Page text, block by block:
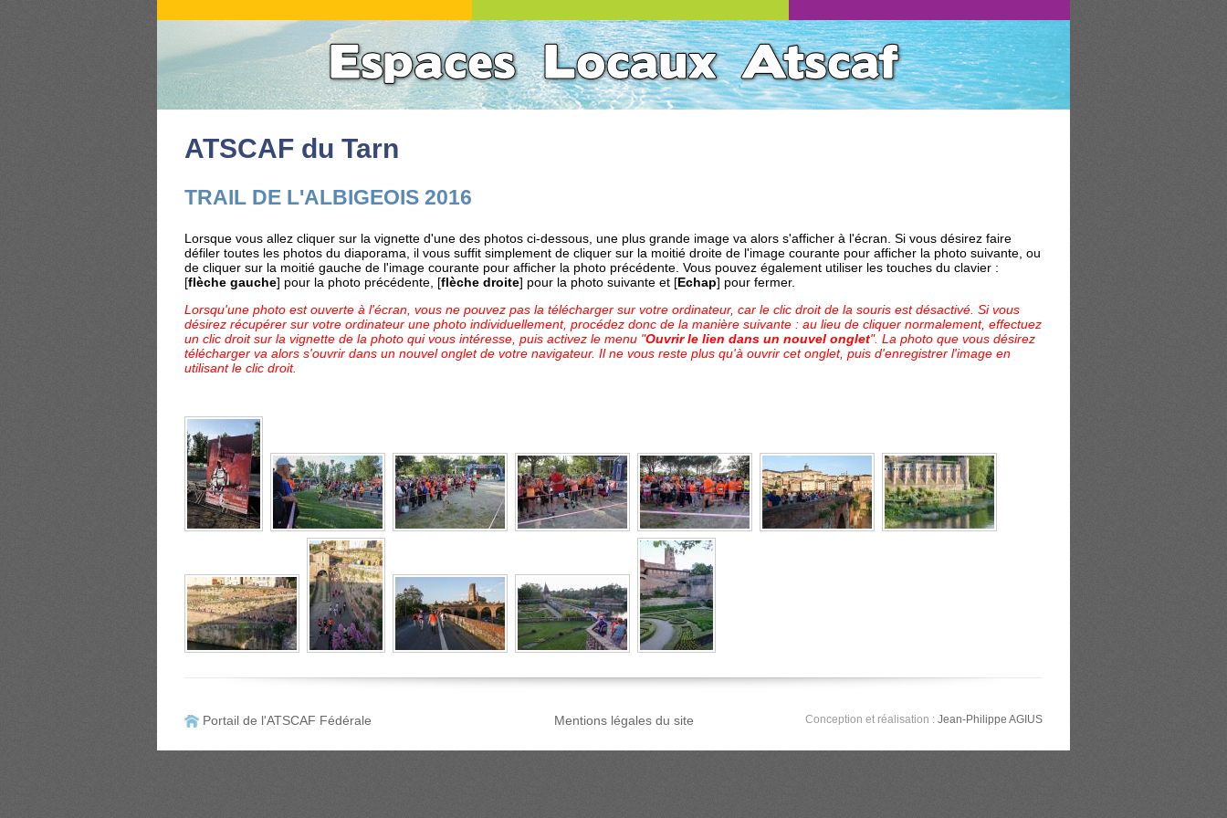
ATSCAF du Tarn
TRAIL DE L'ALBIGEOIS 2016
Lorsque vous allez cliquer sur la vignette d'une des photos ci-dessous, une plus grande image va alors s'afficher à l'écran. Si vous désirez faire
défiler toutes les photos du diaporama, il vous suffit simplement de cliquer sur la moitié droite de l'image courante pour afficher la photo suivante, ou
de cliquer sur la moitié gauche de l'image courante pour afficher la photo précédente. Vous pouvez également utiliser les touches du clavier :
[flèche gauche] pour la photo précédente, [flèche droite] pour la photo suivante et [Echap] pour fermer.
Lorsqu'une photo est ouverte à l'écran, vous ne pouvez pas la télécharger sur votre ordinateur, car le clic droit de la souris est désactivé. Si vous
désirez récupérer sur votre ordinateur une photo individuellement, procédez donc de la manière suivante : au lieu de cliquer normalement, effectuez
un clic droit sur la vignette de la photo qui vous intéresse, puis activez le menu "Ouvrir le lien dans un nouvel onglet". La photo que vous désirez
télécharger va alors s'ouvrir dans un nouvel onglet de votre navigateur. Il ne vous reste plus qu'à ouvrir cet onglet, puis d'enregistrer l'image en
utilisant le clic droit.
Portail de l'ATSCAF Fédérale Mentions légales du site Conception et réalisation : Jean-Philippe AGIUS